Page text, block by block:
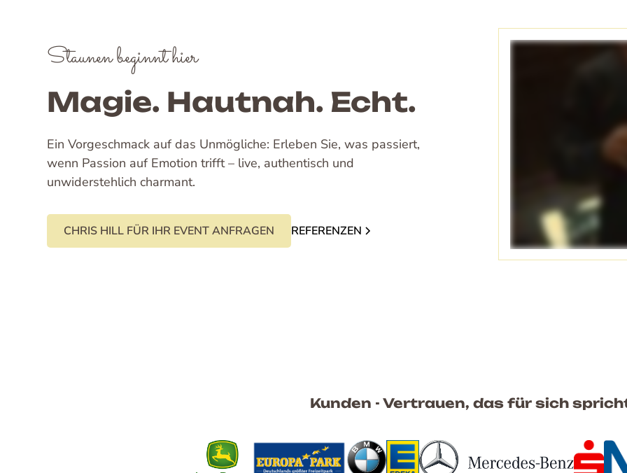
Staunen beginnt hier
Magie. Hautnah. Echt.
Ein Vorgeschmack auf das Unmögliche: Erleben Sie, was passiert,
wenn Passion auf Emotion trifft – live, authentisch und
unwiderstehlich charmant.
CHRIS HILL FÜR IHR EVENT ANFRAGEN REFERENZEN
Kunden - Vertrauen, das für sich